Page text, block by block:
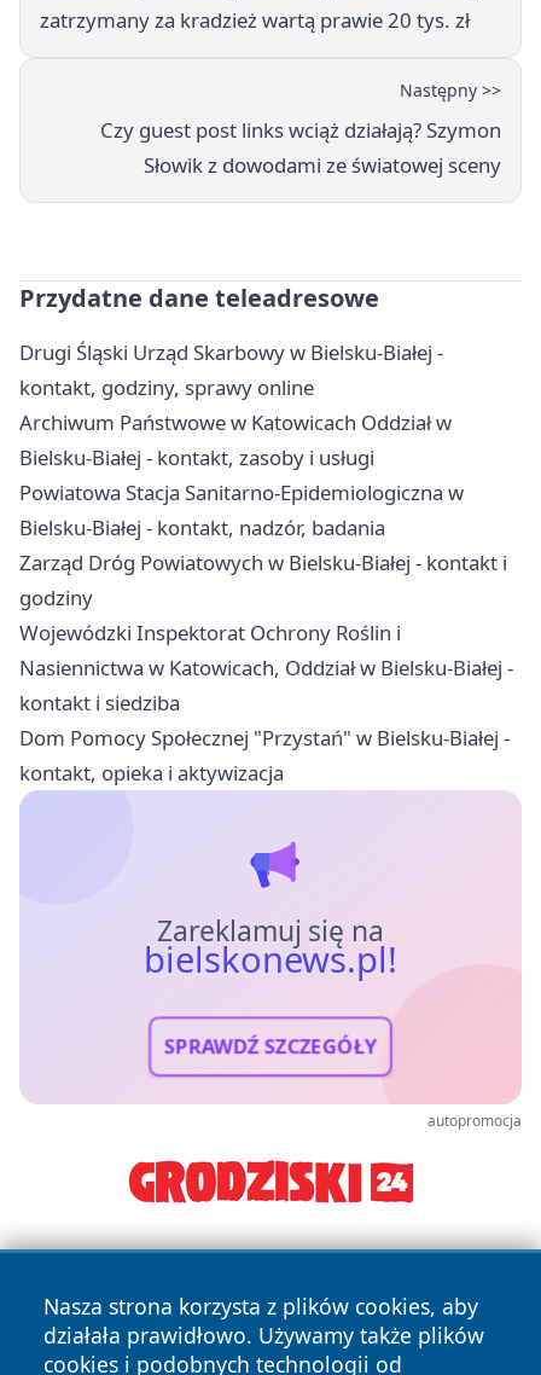
zatrzymany za kradzież wartą prawie 20 tys. zł
Następny >>
Czy guest post links wciąż działają? Szymon
Słowik z dowodami ze światowej sceny
Przydatne dane teleadresowe
Drugi Śląski Urząd Skarbowy w Bielsku-Białej -
kontakt, godziny, sprawy online
Archiwum Państwowe w Katowicach Oddział w
Bielsku-Białej - kontakt, zasoby i usługi
Powiatowa Stacja Sanitarno-Epidemiologiczna w
Bielsku-Białej - kontakt, nadzór, badania
Zarząd Dróg Powiatowych w Bielsku-Białej - kontakt i
godziny
Wojewódzki Inspektorat Ochrony Roślin i
Nasiennictwa w Katowicach, Oddział w Bielsku-Białej -
kontakt i siedziba
Dom Pomocy Społecznej "Przystań" w Bielsku-Białej -
kontakt, opieka i aktywizacja
Zareklamuj się na
bielskonews.pl!
SPRAWDŹ SZCZEGÓŁY
autopromocja
Nasza strona korzysta z plików cookies, aby
działała prawidłowo. Używamy także plików
cookies i podobnych technologii od